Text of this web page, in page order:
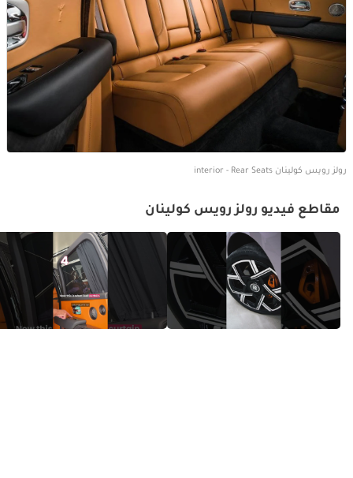
رولز رويس كولينان interior - Rear Seats
مقاطع فيديو رولز رويس كولينان